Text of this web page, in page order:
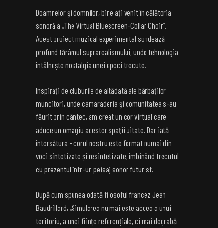
Doamnelor și domnilor, bine ați venit în călătoria
sonoră a „The Virtual Bluescreen-Collar Choir”.
Acest proiect muzical experimental sondează
profund tărâmul suprarealismului, unde tehnologia
întâlnește nostalgia unei epoci trecute.
Inspirați de cluburile de altădată ale bărbaților
muncitori, unde camaraderia și comunitatea s-au
făurit prin cântec, am creat un cor virtual care
aduce un omagiu acestor spații uitate. Dar iată
întorsătura - corul nostru este format numai din
voci sintetizate și resintetizate, îmbinând trecutul
cu prezentul într-un peisaj sonor futurist.
După cum spunea odată filosoful francez Jean
Baudrillard, „Simularea nu mai este aceea a unui
teritoriu, a unei ființe referențiale, ci mai degrabă